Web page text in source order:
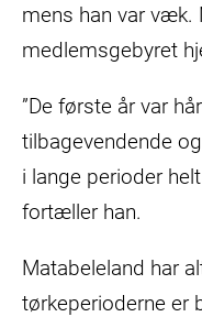
mens han var væk.
medlemsgebyret
”De første år var
tilbagevendende
i lange perioder
fortæller han.
Matabeleland har
tørkeperioderne er